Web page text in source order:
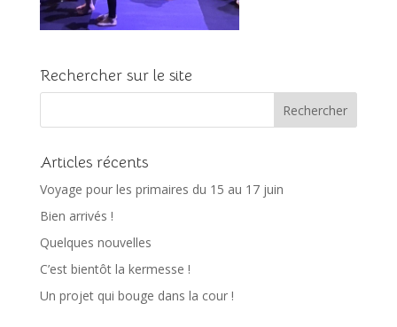
Rechercher sur le site
Articles récents
Voyage pour les primaires du 15 au 17 juin
Bien arrivés !
Quelques nouvelles
C’est bientôt la kermesse !
Un projet qui bouge dans la cour !